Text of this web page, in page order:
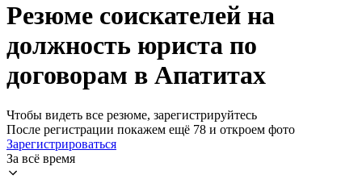
Резюме соискателей на
должность юриста по
договорам в Апатитах
Чтобы видеть все резюме, зарегистрируйтесь
После регистрации покажем ещё 78 и откроем фото
Зарегистрироваться
За всё время